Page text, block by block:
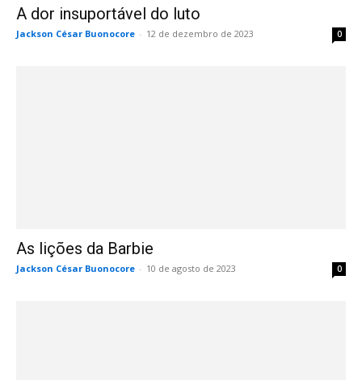
A dor insuportável do luto
Jackson César Buonocore - 12 de dezembro de 2023 0
As lições da Barbie
Jackson César Buonocore - 10 de agosto de 2023 0